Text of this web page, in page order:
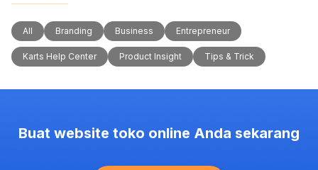
All Branding Business Entrepreneur
Karts Help Center Product Insight Tips & Trick
Buat website toko online Anda sekarang